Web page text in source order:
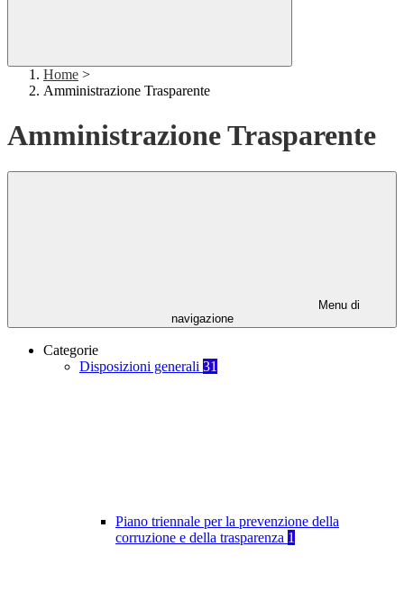
Home >
Amministrazione Trasparente
Amministrazione Trasparente
Menu di
navigazione
Categorie
Disposizioni generali 31
Piano triennale per la prevenzione della
corruzione e della trasparenza 1